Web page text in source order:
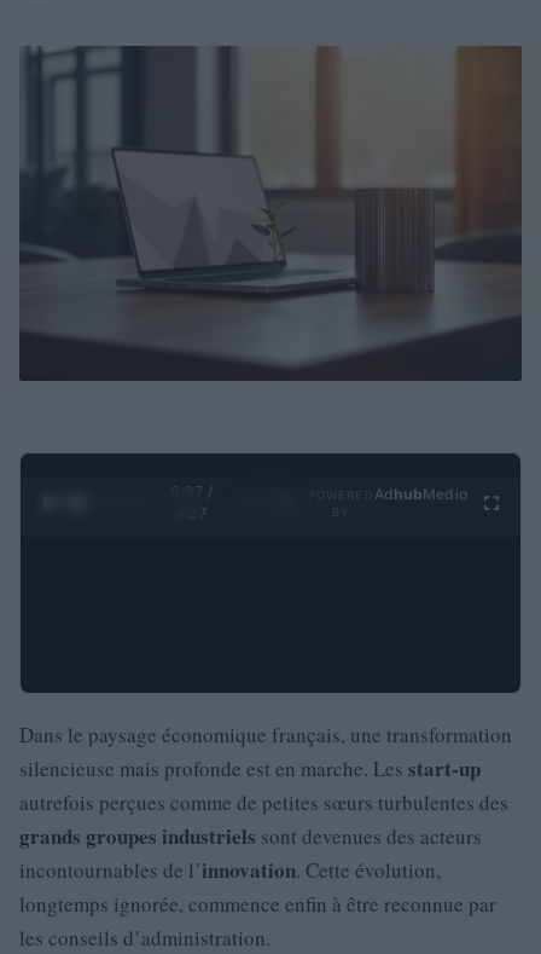
0:28 /
4:27
Ad hubMedia
Dans le paysage économique français, une transformation
silencieuse mais profonde est en marche. Les start-up
autrefois perçues comme de petites sœurs turbulentes des
grands groupes industriels sont devenues des acteurs
incontournables de l’innovation. Cette évolution,
longtemps ignorée, commence enfin à être reconnue par
les conseils d’administration.